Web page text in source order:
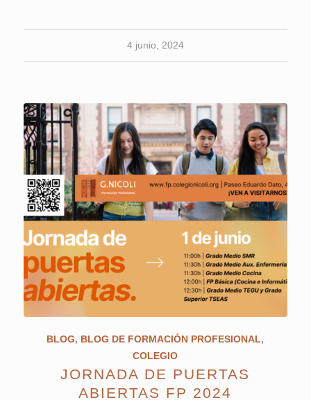
4 junio, 2024
BLOG, BLOG DE FORMACIÓN PROFESIONAL,
COLEGIO
JORNADA DE PUERTAS
ABIERTAS FP 2024